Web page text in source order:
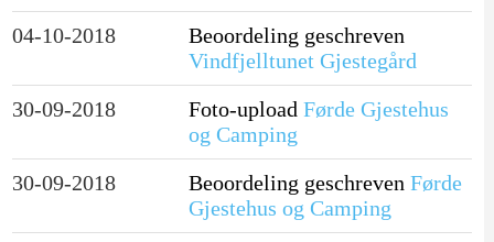
04-10-2018
Beoordeling geschreven
Vindfjelltunet Gjestegård
30-09-2018
Foto-upload Førde Gjestehus
og Camping
30-09-2018
Beoordeling geschreven Førde
Gjestehus og Camping